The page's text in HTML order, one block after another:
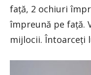
față, 2 ochiuri
împreună pe față.
mijlocii. Întoarceți